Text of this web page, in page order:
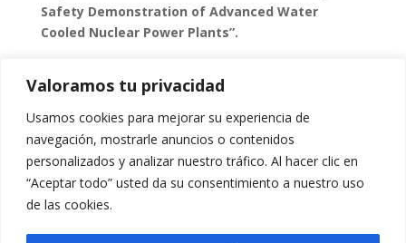
Valoramos tu privacidad
Usamos cookies para mejorar su experiencia de
navegación, mostrarle anuncios o contenidos
personalizados y analizar nuestro tráfico. Al hacer clic en
“Aceptar todo” usted da su consentimiento a nuestro uso
de las cookies.
Safety Demonstration of Advanced Water
Cooled Nuclear Power Plants”.
mismo a continuación:
Información